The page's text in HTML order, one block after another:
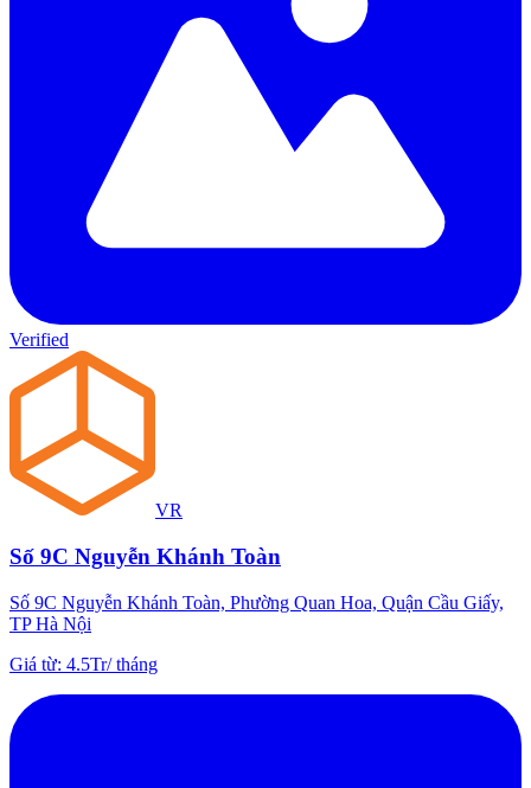
Verified
VR
Số 9C Nguyễn Khánh Toàn
Số 9C Nguyễn Khánh Toàn, Phường Quan Hoa, Quận Cầu Giấy,
TP Hà Nội
Giá từ: 4.5Tr/tháng